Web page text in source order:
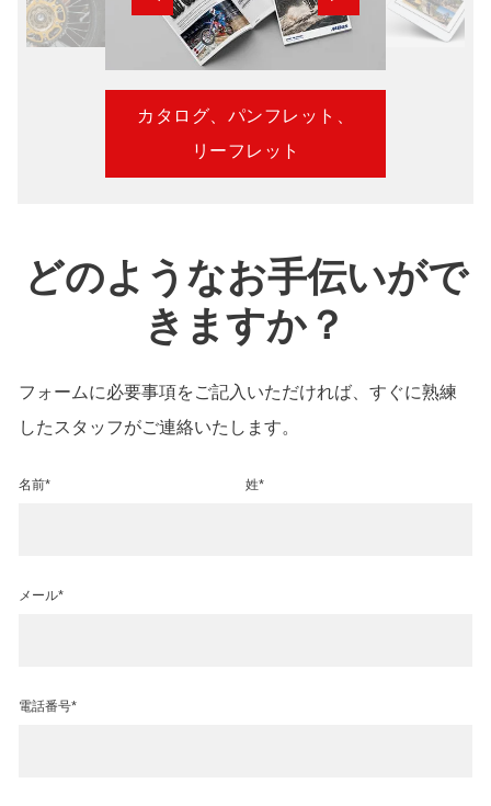
カタログ、パンフレット、
リーフレット
どのようなお手伝いがで
きますか？
フォームに必要事項をご記入いただければ、すぐに熟練
したスタッフがご連絡いたします。
名前* 姓*
メール*
電話番号*